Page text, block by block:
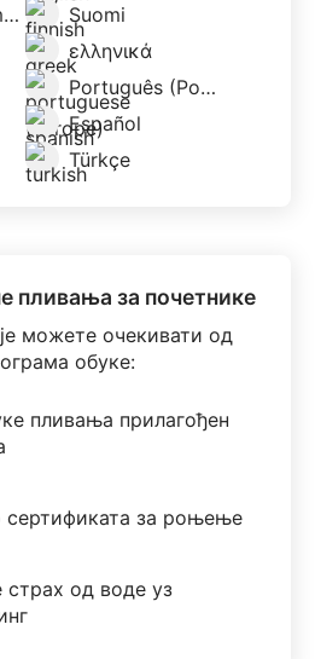
English US (imperial)
Suomi
ελληνικά
Português (Portugal)
Español
Türkçe
пливања за почетнике
можете очекивати од
обуке:
пливања прилагођен
сертификата за роњење
страх од воде уз